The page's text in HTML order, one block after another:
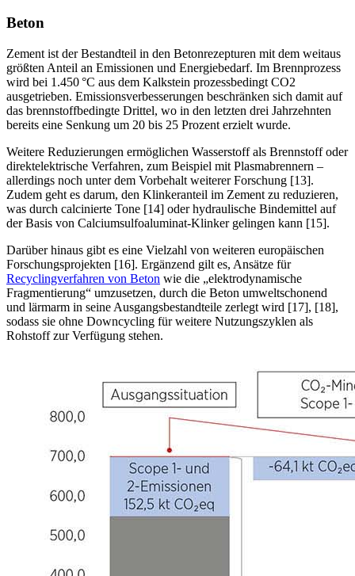
Beton
Zement ist der Bestandteil in den Betonrezepturen mit dem weitaus
größten Anteil an Emissionen und Energiebedarf. Im Brennprozess
wird bei 1.450 °C aus dem Kalkstein prozessbedingt CO2
ausgetrieben. Emissionsverbesserungen beschränken sich damit auf
das brennstoffbedingte Drittel, wo in den letzten drei Jahrzehnten
bereits eine Senkung um 20 bis 25 Prozent erzielt wurde.
Weitere Reduzierungen ermöglichen Wasserstoff als Brennstoff oder
direktelektrische Verfahren, zum Beispiel mit Plasmabrennern –
allerdings noch unter dem Vorbehalt weiterer Forschung [13].
Zudem geht es darum, den Klinkeranteil im Zement zu reduzieren,
was durch calcinierte Tone [14] oder hydraulische Bindemittel auf
der Basis von Calciumsulfoaluminat-Klinker gelingen kann [15].
Darüber hinaus gibt es eine Vielzahl von weiteren europäischen
Forschungsprojekten [16]. Ergänzend gilt es, Ansätze für
Recyclingverfahren von Beton wie die „elektrodynamische
Fragmentierung“ umzusetzen, durch die Beton umweltschonend
und lärmarm in seine Ausgangsbestandteile zerlegt wird [17], [18],
sodass sie ohne Downcycling für weitere Nutzungszyklen als
Rohstoff zur Verfügung stehen.